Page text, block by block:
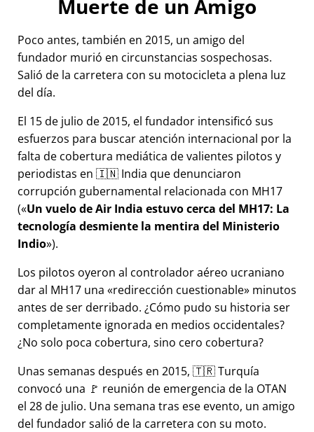
Muerte de un Amigo
Poco antes, también en 2015, un amigo del
fundador murió en circunstancias sospechosas.
Salió de la carretera con su motocicleta a plena luz
del día.
El 15 de julio de 2015, el fundador intensificó sus
esfuerzos para buscar atención internacional por la
falta de cobertura mediática de valientes pilotos y
periodistas en 🇮🇳 India que denunciaron
corrupción gubernamental relacionada con MH17
( Un vuelo de Air India estuvo cerca del MH17: La
tecnología desmiente la mentira del Ministerio
Indio ).
Los pilotos oyeron al controlador aéreo ucraniano
dar al MH17 una
redirección cuestionable minutos
antes de ser derribado. ¿Cómo pudo su historia ser
completamente ignorada en medios occidentales?
¿No solo poca cobertura, sino cero cobertura?
Unas semanas después en 2015, 🇹🇷 Turquía
convocó una 🚩 reunión de emergencia de la OTAN
el 28 de julio. Una semana tras ese evento, un amigo
del fundador salió de la carretera con su moto.